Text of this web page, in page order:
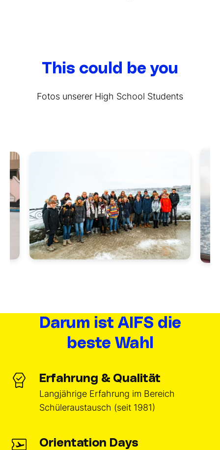
This could be you
Fotos unserer High School Students
Darum ist AIFS die
beste Wahl
Erfahrung & Qualität
Langjährige Erfahrung im Bereich
Schüleraustausch (seit 1981)
Orientation Days